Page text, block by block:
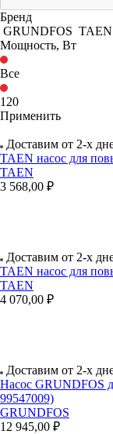
Бренд
GRUNDFOS TAEN
Мощность, Вт
Все
120
Применить
Доставим от 2-х
TAEN насос для
TAEN
3 568,00 ₽
Доставим от 2-х
TAEN насос для
TAEN
4 070,00 ₽
Доставим от 2-х
Насос GRUNDFOS
99547009)
GRUNDFOS
12 945,00 ₽